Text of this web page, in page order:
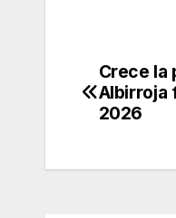
de
Crece la
Albirroja
2026